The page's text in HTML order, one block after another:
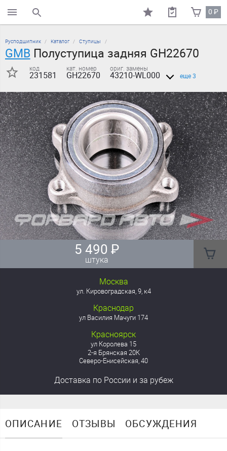
поиск по каталогу 0₽
Русподшипник Каталог Ступицы
GMB Полуступица задняя GH22670
код
231581
кат. номер
GH22670
ориг. замены
43210-WL000 еще 3
5 490 ₽
штука
Москва
ул. Кировоградская, 9, к4
Краснодар
ул Василия Мачуги 174
Красноярск
ул Королева 15
2-я Брянская 20К
Северо-Енисейская, 40
Доставка по России и за рубеж
ОПИСАНИЕ ОТЗЫВЫ ОБСУЖДЕНИЯ